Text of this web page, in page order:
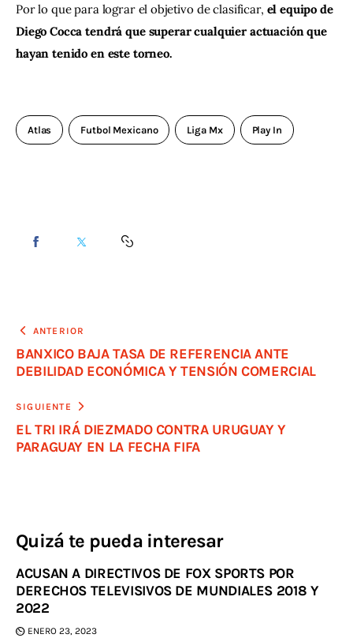
Por lo que para lograr el objetivo de clasificar, el equipo de
Diego Cocca tendrá que superar cualquier actuación que
hayan tenido en este torneo.
Atlas Futbol Mexicano Liga Mx Play In
ANTERIOR
BANXICO BAJA TASA DE REFERENCIA ANTE
DEBILIDAD ECONÓMICA Y TENSIÓN COMERCIAL
SIGUIENTE
EL TRI IRÁ DIEZMADO CONTRA URUGUAY Y
PARAGUAY EN LA FECHA FIFA
Quizá te pueda interesar
ACUSAN A DIRECTIVOS DE FOX SPORTS POR
DERECHOS TELEVISIVOS DE MUNDIALES 2018 Y
2022
ENERO 23, 2023